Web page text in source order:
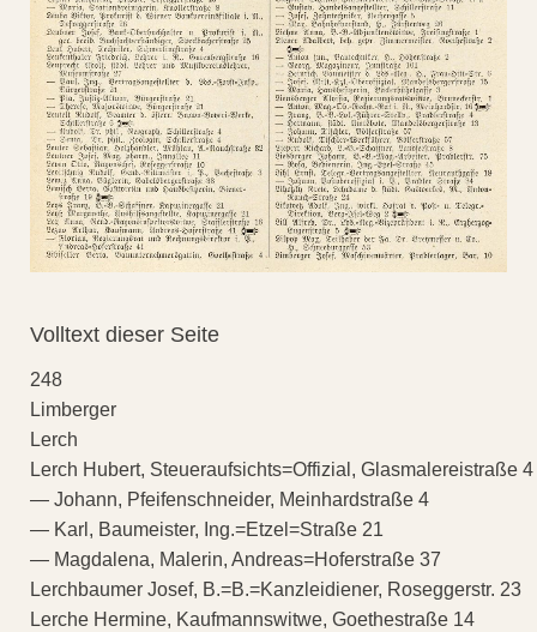
Volltext dieser Seite
248
Limberger
Lerch
Lerch Hubert, Steueraufsichts=Offizial, Glasmalereistraße 4
— Johann, Pfeifenschneider, Meinhardstraße 4
— Karl, Baumeister, Ing.=Etzel=Straße 21
— Magdalena, Malerin, Andreas=Hoferstraße 37
Lerchbaumer Josef, B.=B.=Kanzleidiener, Roseggerstr. 23
Lerche Hermine, Kaufmannswitwe, Goethestraße 14